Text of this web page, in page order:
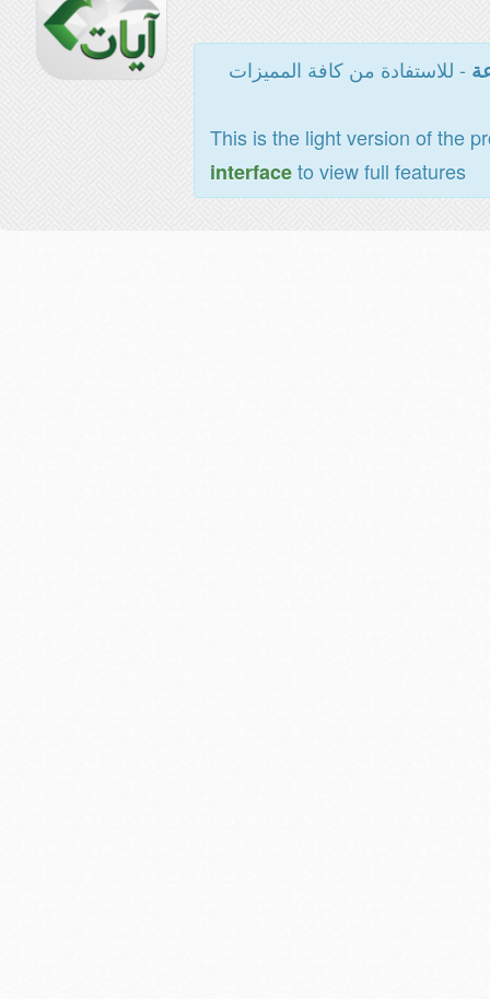
- للاستفادة من كافة المميزات
This is the light version of the
interfaceto view full features